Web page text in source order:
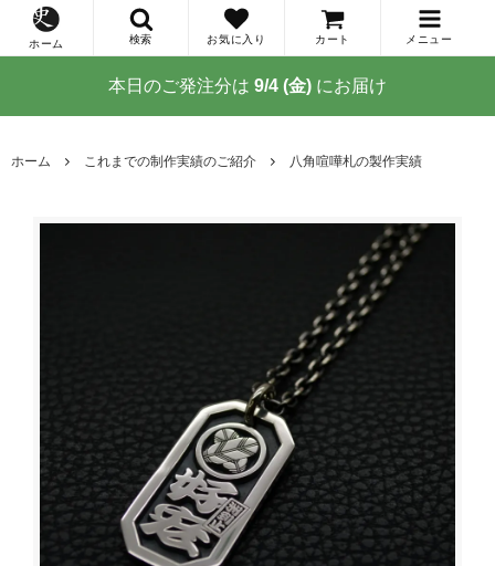
ホーム 検索 お気に入り カート メニュー
本日のご発注分は 9/4 (金) にお届け
ホーム これまでの制作実績のご紹介 八角喧嘩札の製作実績